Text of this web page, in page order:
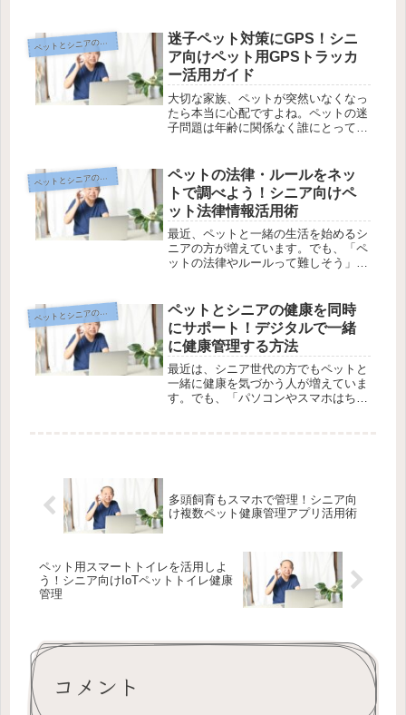
りや疑問。今ではAIを使って、ペット
の鳴き声やしぐさを分析し、気持ち
や...
ペットとシニアのデジタル生活編
迷子ペット対策にGPS！シニ
ア向けペット用GPSトラッカ
ー活用ガイド
大切な家族、ペットが突然いなくなっ
たら本当に心配ですよね。ペットの迷
子問題は年齢に関係なく誰にとっても
ー」が登場し、どんな方でも手軽に使
える工夫が増えてきました。しかし、
「...
ペットとシニアのデジタル生活編
ペットの法律・ルールをネッ
トで調べよう！シニア向けペ
ット法律情報活用術
最近、ペットと一緒の生活を始めるシ
ニアの方が増えています。でも、「ペ
ットの法律やルールって難しそう」
ますよね。でも、ご安心ください。イ
ンターネットを使えば、今どんな決ま
りや...
ペットとシニアのデジタル生活編
ペットとシニアの健康を同時
にサポート！デジタルで一緒
に健康管理する方法
最近は、シニア世代の方でもペットと
一緒に健康を気づかう人が増えていま
す。でも、「パソコンやスマホはちょ
多頭飼育もスマホで管理！シニア向
け複数ペット健康管理アプリ活用術
ペット用スマートトイレを活用しよ
う！シニア向けIoTペットトイレ健康
管理
コメント